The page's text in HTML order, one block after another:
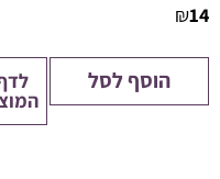
14
₪
הוסף לסל